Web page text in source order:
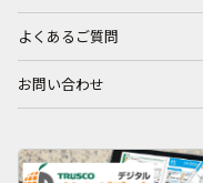
よくあるご質問
お問い合わせ